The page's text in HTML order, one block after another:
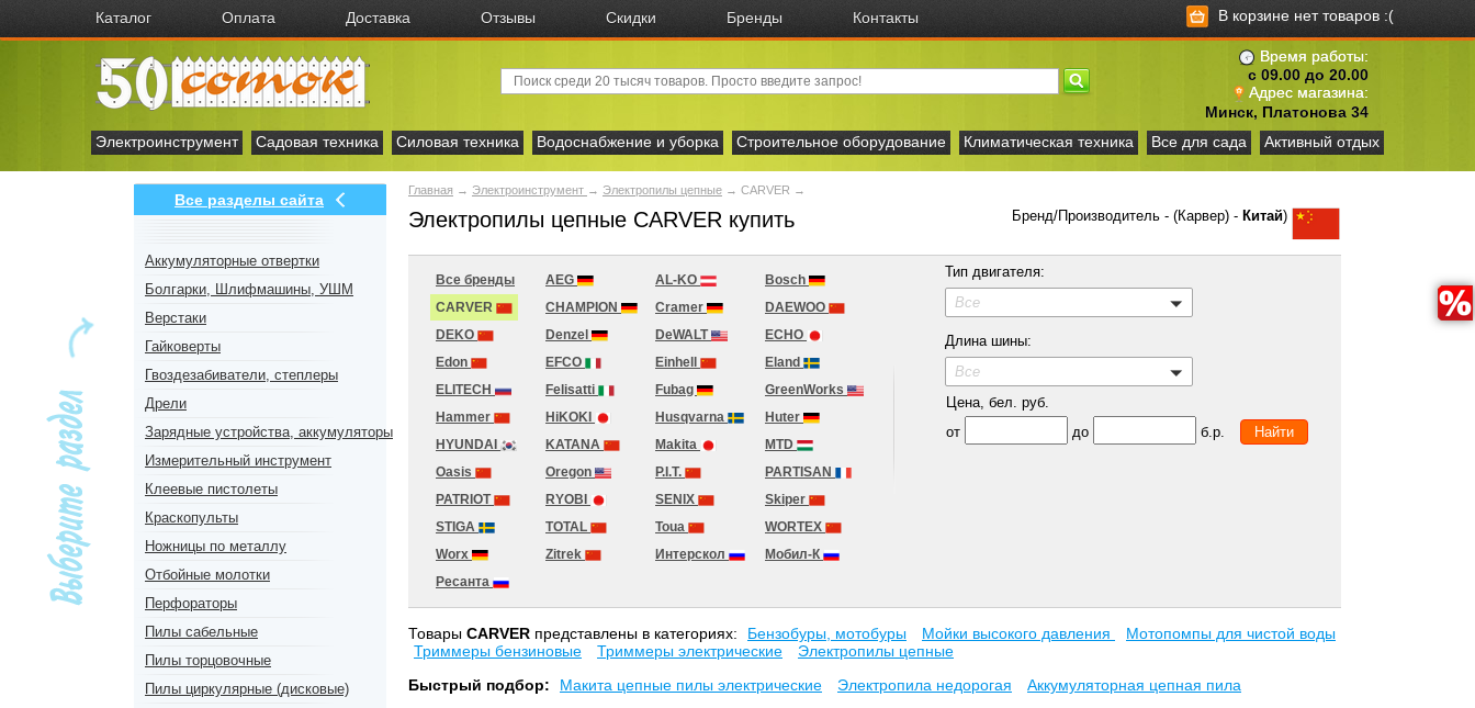
Каталог Оплата Доставка Отзывы Скидки Бренды Контакты В корзине нет товаров :(
Время работы:
с 09.00 до 20.00
Адрес магазина:
Минск, Платонова 34
Электроинструмент
Садовая техника Силовая техника Водоснабжение и уборка Строительное оборудование Климатическая техника Все для сада Активный отдых
Все разделы сайта
Аккумуляторные отвертки
Болгарки, Шлифмашины, УШМ
Верстаки
Гайковерты
Гвоздезабиватели, степлеры
Дрели
Зарядные устройства, аккумуляторы
Измерительный инструмент
Клеевые пистолеты
Краскопульты
Ножницы по металлу
Отбойные молотки
Перфораторы
Пилы сабельные
Пилы торцовочные
Пилы циркулярные (дисковые)
Главная → Электроинструмент → Электропилы цепные → CARVER →
Электропилы цепные CARVER купить Бренд/Производитель - (Карвер) - Китай)
Все бренды AEG AL-KO
Bosch
CARVER
CHAMPION Cramer
DAEWOO
DEKO
Denzel DeWALT
ECHO
Edon
EFCO Einhell
Eland
ELITECH
Felisatti Fubag
GreenWorks
Hammer
HiKOKI Husqvarna
Huter
HYUNDAI
KATANA Makita
MTD
Oasis
Oregon P.I.T.
PARTISAN
PATRIOT
RYOBI SENIX
Skiper
STIGA
TOTAL Toua
WORTEX
Worx
Zitrek Интерскол
Мобил-К
Ресанта
Тип двигателя:
Все
Длина шины:
Все
Цена, бел. руб.
от
до б.р.
Товары CARVER представлены в категориях: Бензобуры, мотобуры Мойки высокого давления
Мотопомпы для чистой воды
Триммеры бензиновые
Триммеры электрические
Электропилы цепные
Быстрый подбор:
Макита цепные пилы электрические Электропила недорогая Аккумуляторная цепная пила